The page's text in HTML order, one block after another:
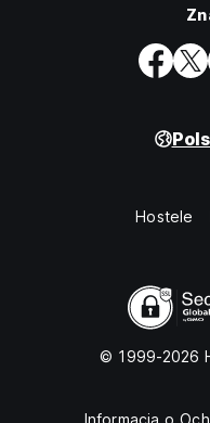
Hostele
© 1999-2026
Informacja o